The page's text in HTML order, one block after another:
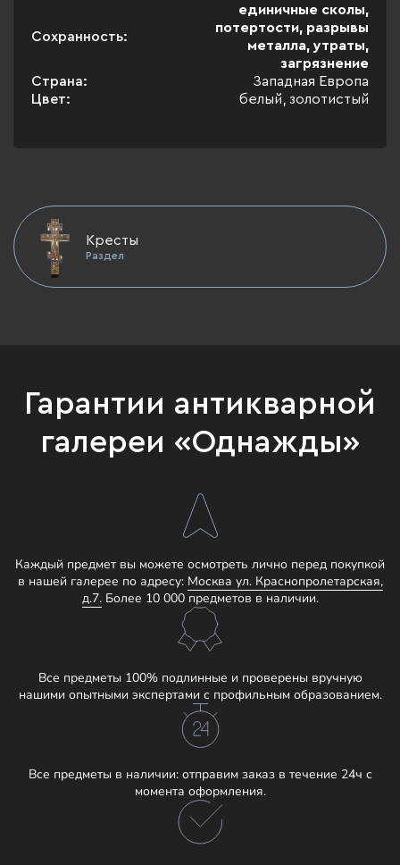
Сохранность:
единичные сколы,
потертости, разрывы
металла, утраты,
загрязнение
Страна:
Западная Европа
Цвет:
белый, золотистый
Кресты
Раздел
Гарантии антикварной
галереи «Однажды»
Каждый предмет вы можете осмотреть лично перед покупкой
в нашей галерее по адресу: Москва ул. Краснопролетарская,
д.7.Более 10 000 предметов в наличии.
Все предметы 100% подлинные и проверены вручную
нашими опытными экспертами с профильным образованием.
Все предметы в наличии: отправим заказ в течение 24ч с
момента оформления.